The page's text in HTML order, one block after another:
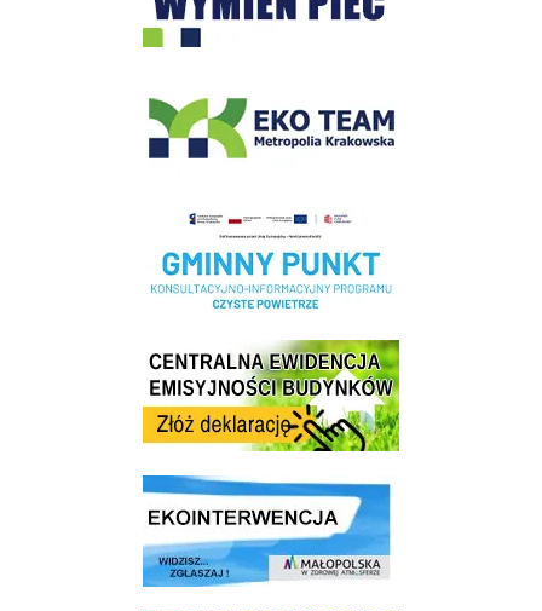
Realizacja Programu Czyste Powietrze w Gminie Wieliczka
Centrala Ewidencja Emisyjności Budynków - złóż deklarację
link do strony ekointerwencja dot.- powietrza